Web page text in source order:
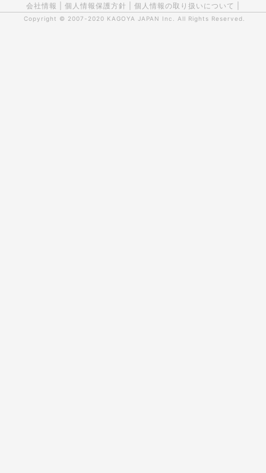
会社情報 個人情報保護方針 個人情報の取り扱いについて
Copyright © 2007-2020 KAGOYA JAPAN Inc. All Rights Reserved.